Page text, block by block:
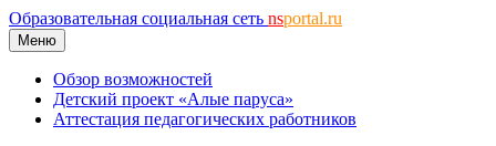
Образовательная социальная сеть nsportal.ru
Меню
Обзор возможностей
Детский проект «Алые паруса»
Аттестация педагогических работников